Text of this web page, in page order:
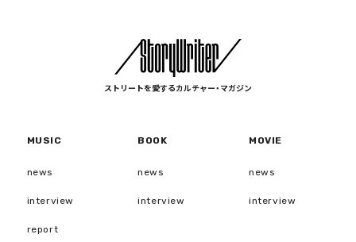
ストリートを愛するカルチャー・マガジン
MUSIC
news
interview
report
BOOK
news
interview
MOVIE
news
interview